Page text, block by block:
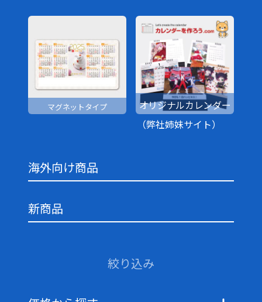
マグネットタイプ
オリジナルカレンダー
（弊社姉妹サイト）
海外向け商品
新商品
絞り込み